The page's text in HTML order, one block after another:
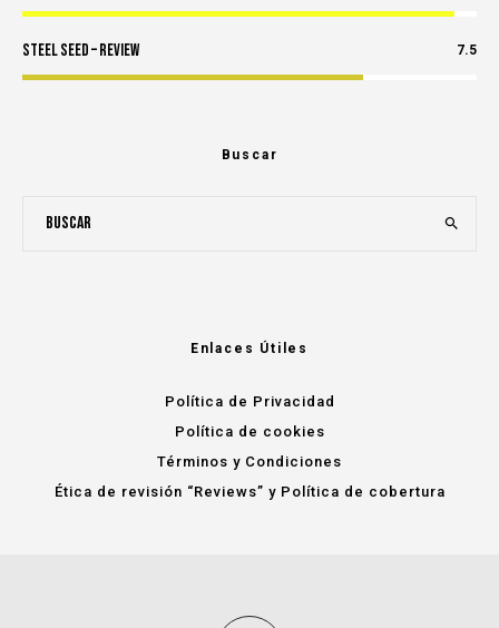
Steel Seed – Review 7.5
Buscar
Enlaces Útiles
Política de Privacidad
Política de cookies
Términos y Condiciones
Ética de revisión “Reviews” y Política de cobertura